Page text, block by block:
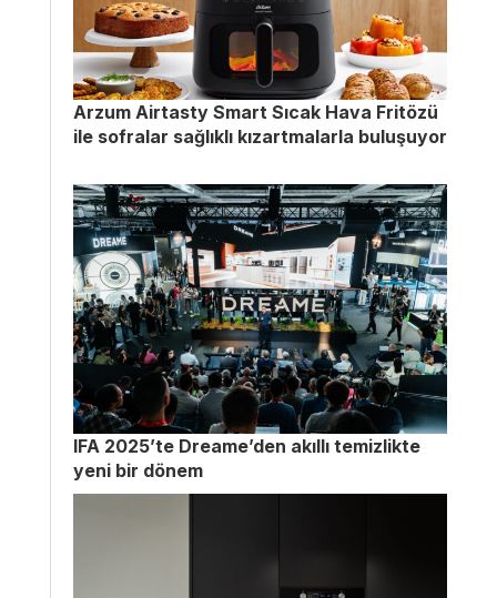
Arzum Airtasty Smart Sıcak Hava Fritözü
ile sofralar sağlıklı kızartmalarla buluşuyor
IFA 2025’te Dreame’den akıllı temizlikte
yeni bir dönem